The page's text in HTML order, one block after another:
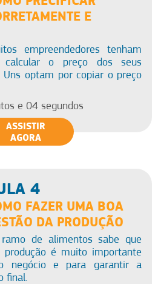
E
empreendedores tenham
o preço dos seus
Uns optam por copiar o preço
e 04 segundos
ASSISTIR
AGORA
4
FAZER UMA BOA
DA PRODUÇÃO
de alimentos sabe que
é muito importante
negócio e para garantir a
final.